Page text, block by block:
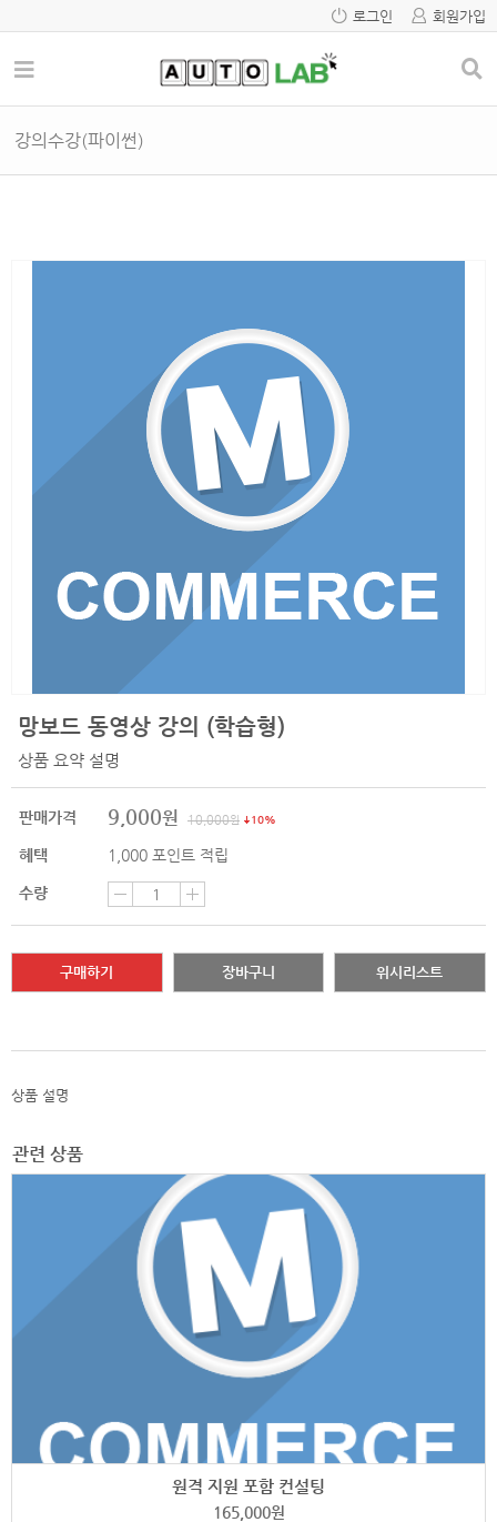
로그인 회원가입
강의수강(파이썬)
망보드 동영상 강의 (학습형)
상품 요약 설명
판매가격 9,000원 10,000원 10%
혜택 1,000 포인트 적립
수량
구매하기 장바구니 위시리스트
상품 설명
관련 상품
원격 지원 포함 컨설팅
165,000원